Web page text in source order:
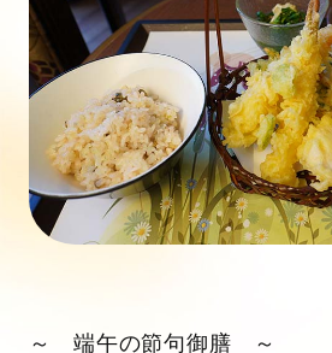
～ 端午の節句御膳 ～